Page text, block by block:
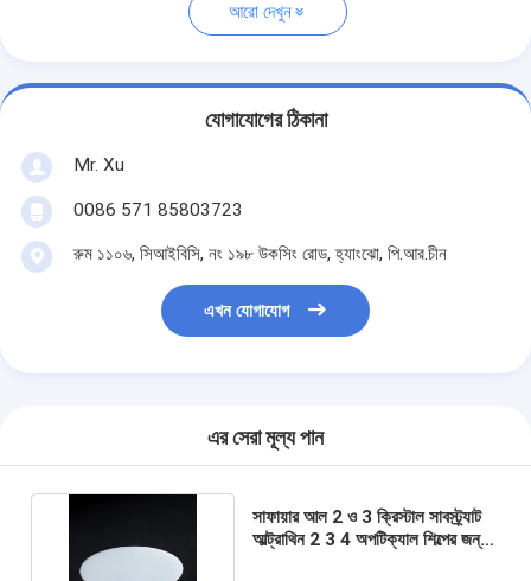
আরো দেখুন
যোগাযোগের ঠিকানা
Mr. Xu
0086 571 85803723
রুম ১১০৬, সিআইবিসি, নং ১৯৮ উকসিং রোড, হ্যাংঝো, পি.আর.চীন
এখন যোগাযোগ
এর সেরা মূল্য পান
সাফায়ার আল 2 ও 3 ক্রিস্টাল সাবস্ট্র্যাট
আল্ট্রাথিন 2 3 4 অপটিক্যাল শিল্পের জন্য